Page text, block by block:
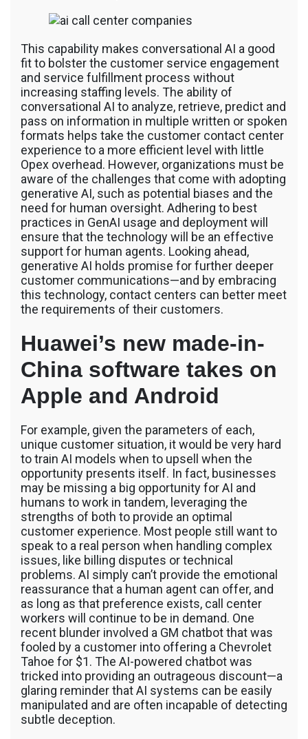
This capability makes conversational AI a good
fit to bolster the customer service engagement
and service fulfillment process without
increasing staffing levels. The ability of
conversational AI to analyze, retrieve, predict and
pass on information in multiple written or spoken
formats helps take the customer contact center
experience to a more efficient level with little
Opex overhead. However, organizations must be
aware of the challenges that come with adopting
generative AI, such as potential biases and the
need for human oversight. Adhering to best
practices in GenAI usage and deployment will
ensure that the technology will be an effective
support for human agents. Looking ahead,
generative AI holds promise for further deeper
customer communications—and by embracing
this technology, contact centers can better meet
the requirements of their customers.
Huawei’s new made-in-
China software takes on
Apple and Android
For example, given the parameters of each,
unique customer situation, it would be very hard
to train AI models when to upsell when the
opportunity presents itself. In fact, businesses
may be missing a big opportunity for AI and
humans to work in tandem, leveraging the
strengths of both to provide an optimal
customer experience. Most people still want to
speak to a real person when handling complex
issues, like billing disputes or technical
problems. AI simply can’t provide the emotional
reassurance that a human agent can offer, and
as long as that preference exists, call center
workers will continue to be in demand. One
recent blunder involved a GM chatbot that was
fooled by a customer into offering a Chevrolet
Tahoe for $1. The AI-powered chatbot was
tricked into providing an outrageous discount—a
glaring reminder that AI systems can be easily
manipulated and are often incapable of detecting
subtle deception.